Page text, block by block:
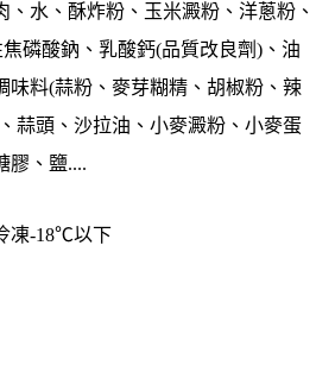
、水、酥炸粉、玉米澱粉、洋蔥粉、
磷酸鈉、乳酸鈣(品質改良劑)、油
味料(蒜粉、麥芽糊精、胡椒粉、辣
蒜頭、沙拉油、小麥澱粉、小麥蛋
膠、鹽....
凍-18℃以下